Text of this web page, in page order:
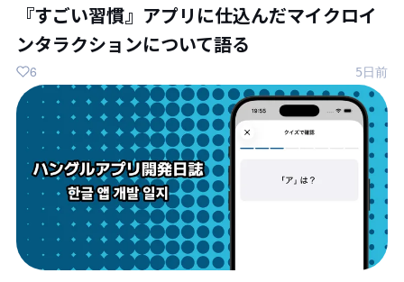
『すごい習慣』アプリに仕込んだマイクロイ
ンタラクションについて語る
5日前
6